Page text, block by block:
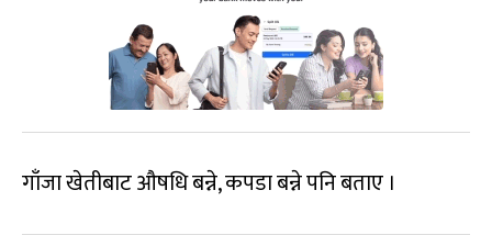
गाँजा खेतीबाट औषधि बन्ने, कपडा बन्ने पनि बताए ।